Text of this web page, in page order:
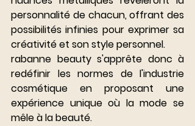
personnalité de chacun, offrant des
possibilités infinies pour exprimer sa
créativité et son style personnel.
rabanne beauty s'apprête donc à
redéfinir les normes de l'industrie
cosmétique en proposant une
expérience unique où la mode se
mêle à la beauté.